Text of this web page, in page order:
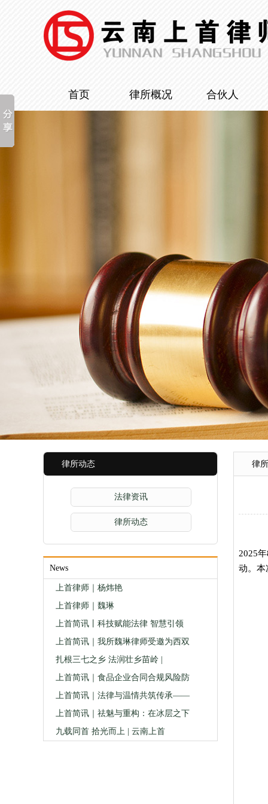
首页 律所概况 合伙人
律所动态
法律资讯
律所动态
News
上首律师｜杨炜艳
上首律师｜魏琳
上首简讯丨科技赋能法律 智慧引领
上首简讯｜我所魏琳律师受邀为西双
扎根三七之乡 法润壮乡苗岭 |
上首简讯｜食品企业合同合规风险防
上首简讯｜法律与温情共筑传承——
上首简讯｜祛魅与重构：在冰层之下
九载同首 拾光而上 | 云南上首
律
2025
动。本